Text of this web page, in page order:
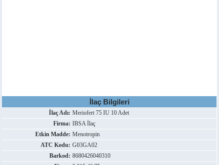
İlaç Bilgileri
İlaç Adı: Meriofert 75 IU 10 Adet
Firma: IBSA İlaç
Etkin Madde: Menotropin
ATC Kodu: G03GA02
Barkod: 8680426040310